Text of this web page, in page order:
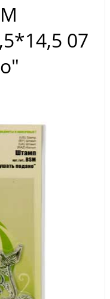
07